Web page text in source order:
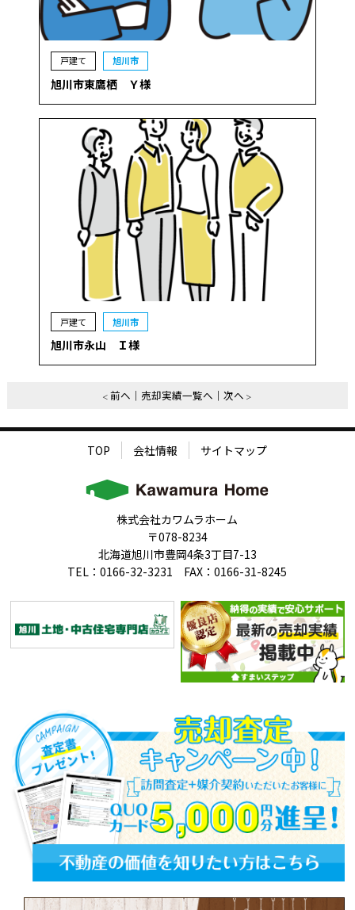
戸建て 旭川市
旭川市東鷹栖 Ｙ様
戸建て 旭川市
旭川市永山 Ｉ様
前へ 売却実績一覧へ 次へ
TOP 会社情報 サイトマップ
株式会社カワムラホーム
〒078-8234
北海道旭川市豊岡4条3丁目7-13
TEL：0166-32-3231 FAX：0166-31-8245